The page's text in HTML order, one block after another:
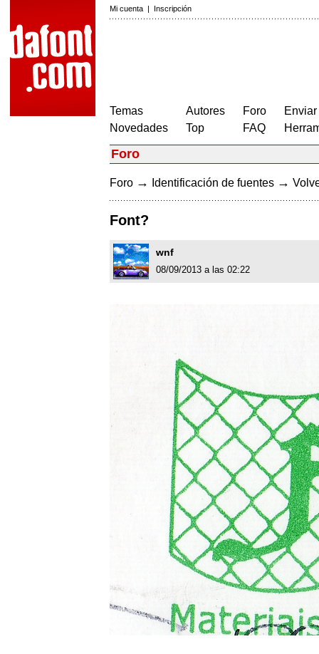
Mi cuenta | Inscripción
Temas
Novedades
Autores
Top
Foro
FAQ
Foro
Foro → Identificación de fuentes →
Font?
wnf
08/09/2013 a las 02:22